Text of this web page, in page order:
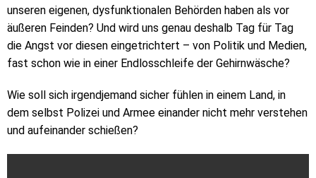
unseren eigenen, dysfunktionalen Behörden haben als vor
äußeren Feinden? Und wird uns genau deshalb Tag für Tag
die Angst vor diesen eingetrichtert – von Politik und Medien,
fast schon wie in einer Endlosschleife der Gehirnwäsche?
Wie soll sich irgendjemand sicher fühlen in einem Land, in
dem selbst Polizei und Armee einander nicht mehr verstehen
und aufeinander schießen?